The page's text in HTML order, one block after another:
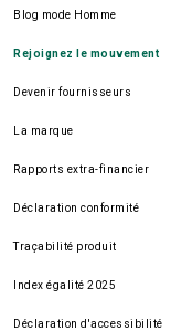
Blog mode Homme
Rejoignez le mouvement
Devenir fournisseurs
La marque
Rapports extra-financier
Déclaration conformité
Traçabilité produit
Index égalité 2025
Déclaration d'accessibilité